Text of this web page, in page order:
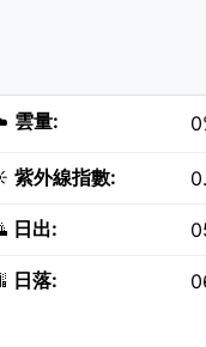
雲量:
紫外線指數:
日出:
日落: